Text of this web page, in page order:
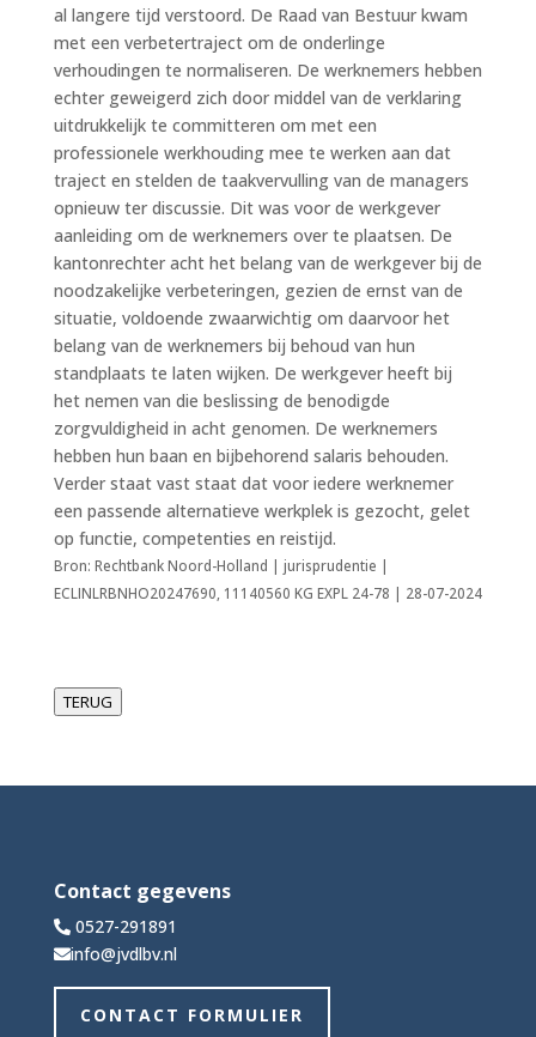
al langere tijd verstoord. De Raad van Bestuur kwam
met een verbetertraject om de onderlinge
verhoudingen te normaliseren. De werknemers hebben
echter geweigerd zich door middel van de verklaring
uitdrukkelijk te committeren om met een
professionele werkhouding mee te werken aan dat
traject en stelden de taakvervulling van de managers
opnieuw ter discussie. Dit was voor de werkgever
aanleiding om de werknemers over te plaatsen. De
kantonrechter acht het belang van de werkgever bij de
noodzakelijke verbeteringen, gezien de ernst van de
situatie, voldoende zwaarwichtig om daarvoor het
belang van de werknemers bij behoud van hun
standplaats te laten wijken. De werkgever heeft bij
het nemen van die beslissing de benodigde
zorgvuldigheid in acht genomen. De werknemers
hebben hun baan en bijbehorend salaris behouden.
Verder staat vast staat dat voor iedere werknemer
een passende alternatieve werkplek is gezocht, gelet
op functie, competenties en reistijd.
Bron: Rechtbank Noord-Holland | jurisprudentie |
ECLINLRBNHO20247690, 11140560 KG EXPL 24-78 | 28-07-2024
TERUG
Contact gegevens
0527-291891
info@jvdlbv.nl
CONTACT FORMULIER